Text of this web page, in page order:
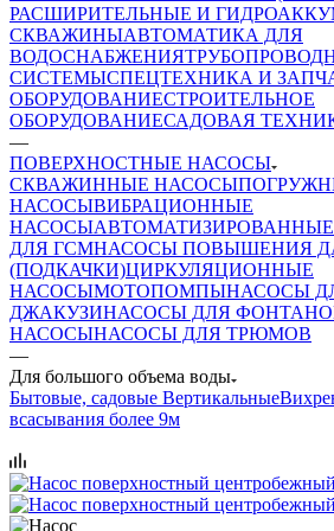
РАСШИРИТЕЛЬНЫЕ И
СКВАЖИНЫАВТОМАТИКА ДЛЯ
ВОДОСНАБЖЕНИЯ
СИСТЕМЫСПЕЦТЕХНИКА И
ОБОРУДОВАНИЕСТРОИТЕЛЬНОЕ
ОБОРУДОВАНИЕСАДОВАЯ
—
ПОВЕРХНОСТНЫЕ НАСОСЫ
СКВАЖИННЫЕ НАСОСЫ
НАСОСЫВИБРАЦИОННЫЕ
НАСОСЫ
ДЛЯ ГСМНАСОСЫ ПОВЫШЕНИЯ
(ПОДКАЧКИ)ЦИРКУЛЯЦИОННЫЕ
НАСОСЫМОТОПОМПЫНАСОСЫ
ДЖАКУЗИНАСОСЫ ДЛЯ
НАСОСЫНАСОСЫ ДЛЯ ТРЮМОВ
—
Для большого объема воды
Бытовые, садовые Вертикальные
всасывания более 9м